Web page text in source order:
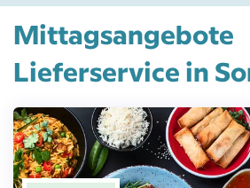
Mittagsangebote
Lieferservice in